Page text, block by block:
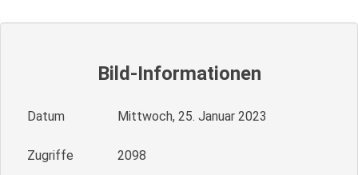
Bild-Informationen
Datum Mittwoch, 25. Januar 2023
Zugriffe 2098